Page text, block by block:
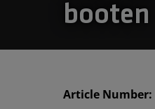
booten
Article Number: